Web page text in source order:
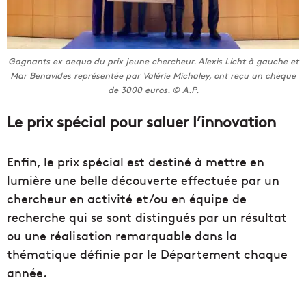
Gagnants ex aequo du prix jeune chercheur. Alexis Licht à gauche et
Mar Benavides représentée par Valérie Michaley, ont reçu un chèque
de 3000 euros. © A.P.
Le prix spécial pour saluer l’innovation
Enfin, le prix spécial est destiné à mettre en
lumière une belle découverte effectuée par un
chercheur en activité et/ou en équipe de
recherche qui se sont distingués par un résultat
ou une réalisation remarquable dans la
thématique définie par le Département chaque
année.